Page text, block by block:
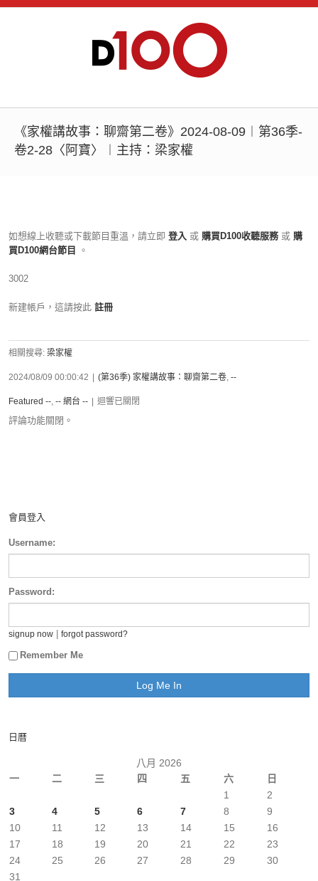
《家權講故事：聊齋第二卷》2024-08-09︱第36季-
卷2-28〈阿寶〉︱主持：梁家權
如想線上收聽或下載節目重溫，請立即 登入 或 購買D100收聽服務 或 購
買D100網台節目
。
3002
新建帳戶，這請按此 註冊
相關搜尋: 梁家權
2024/08/09 00:00:42 (第36季) 家權講故事：聊齋第二卷, --
Featured --, -- 網台 -- 迴響已關閉
評論功能關閉。
會員登入
Username:
Password:
signup now forgot password?
Remember Me
日曆
八月 2026
一
二 三 四 五 六 日
1
2
3
4 5 6 7 8
9
10
11 12 13 14 15
16
17
18 19 20 21 22
23
24
25 26 27 28 29
30
31